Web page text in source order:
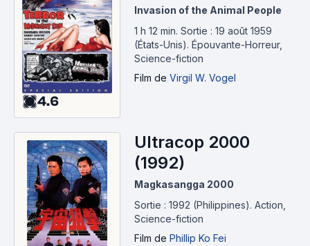
4.6
Invasion of the Animal People
1 h 12 min. Sortie : 19 août 1959
(États-Unis). Épouvante-Horreur,
Science-fiction
Film de Virgil W. Vogel
Ultracop 2000
(1992)
Magkasangga 2000
Sortie : 1992 (Philippines). Action,
Science-fiction
Film de Phillip Ko Fei